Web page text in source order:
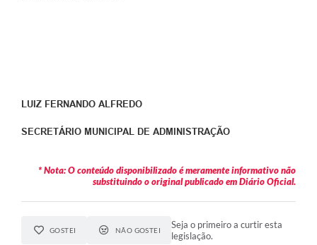
LUIZ FERNANDO ALFREDO
SECRETÁRIO MUNICIPAL DE ADMINISTRAÇÃO
* Nota: O conteúdo disponibilizado é meramente informativo não
substituindo o original publicado em Diário Oficial.
GOSTEI NÃO GOSTEI
Seja o primeiro a curtir esta
legislação.